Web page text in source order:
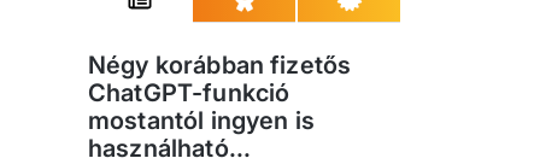
Négy korábban fizetős
ChatGPT-funkció
mostantól ingyen is
használható...